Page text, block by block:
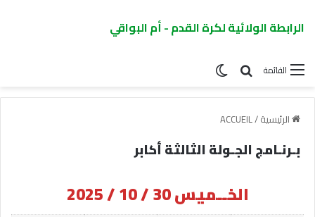
الرابطة الولائية لكرة القدم - أم البواقي
القائمة
الرئيسية/
ACCUEIL
بـرنـامج الجـولة الثالثة أكابر
الخــميس 30 / 10 / 2025